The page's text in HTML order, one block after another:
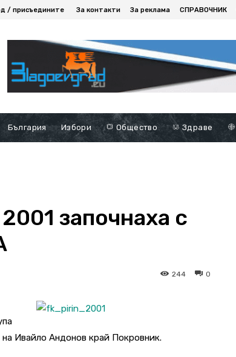
/ присъедините За контакти За реклама СПРАВОЧНИК
България Избори Общество Здраве
започнаха с
0
244
Ивайло Андонов край Покровник.